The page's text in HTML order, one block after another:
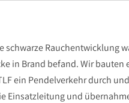
Rauchentwicklung
in Brand befand. Wir
ein Pendelverkehr durch
Einsatzleitung und